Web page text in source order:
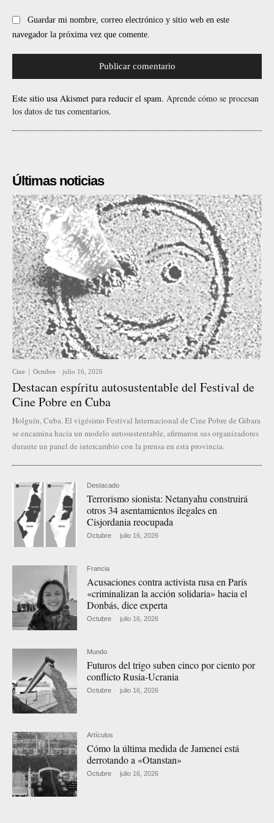
Guardar mi nombre, correo electrónico y sitio web en este
navegador la próxima vez que comente.
Este sitio usa Akismet para reducir el spam. Aprende cómo se procesan
los datos de tus comentarios.
Últimas noticias
Cine Octubre - julio 16, 2026
Destacan espíritu autosustentable del Festival de
Cine Pobre en Cuba
Holguín, Cuba. El vigésimo Festival Internacional de Cine Pobre de Gibara
se encamina hacia un modelo autosustentable, afirmaron sus organizadores
durante un panel de intercambio con la prensa en esta provincia.
Destacado
Terrorismo sionista: Netanyahu construirá
otros 34 asentamientos ilegales en
Cisjordania reocupada
Octubre - julio 16, 2026
Francia
Acusaciones contra activista rusa en París
«criminalizan la acción solidaria» hacia el
Donbás, dice experta
Octubre - julio 16, 2026
Mundo
Futuros del trigo suben cinco por ciento por
conflicto Rusia-Ucrania
Octubre - julio 16, 2026
Artículos
Cómo la última medida de Jamenei está
derrotando a «Otanstan»
Octubre - julio 16, 2026